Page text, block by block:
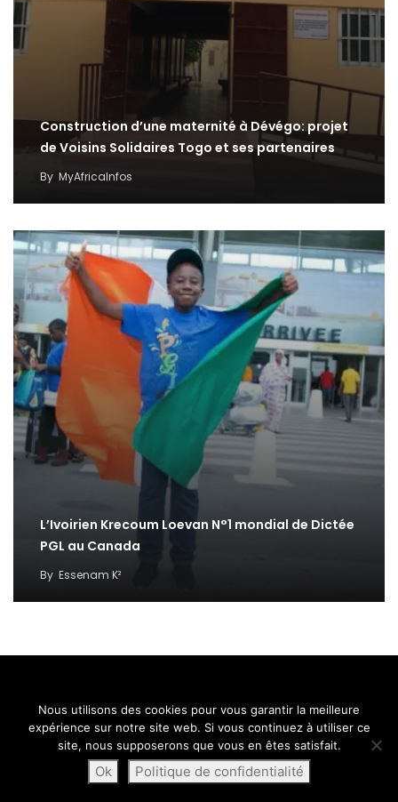
Construction d’une maternité à Dévégo: projet
de Voisins Solidaires Togo et ses partenaires
By MyAfricaInfos
L’Ivoirien Krecoum Loevan N°1 mondial de Dictée
PGL au Canada
By Essenam K²
Suivez nous sur
Nous utilisons des cookies pour vous garantir la meilleure
expérience sur notre site web. Si vous continuez à utiliser ce
site, nous supposerons que vous en êtes satisfait.
Ok Politique de confidentialité